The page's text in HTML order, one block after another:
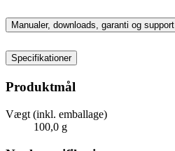
Manualer, downloads, garanti og support
Specifikationer
Produktmål
Vægt (inkl. emballage)
100,0 g